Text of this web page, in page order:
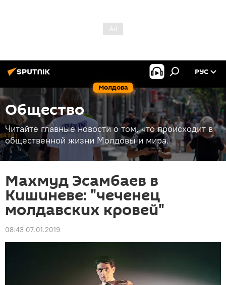
Молдова
РУС
Общество
Читайте главные новости о том, что происходит в
общественной жизни Молдовы и мира.
Махмуд Эсамбаев в
Кишиневе: "чеченец
молдавских кровей"
08:43 07.01.2019